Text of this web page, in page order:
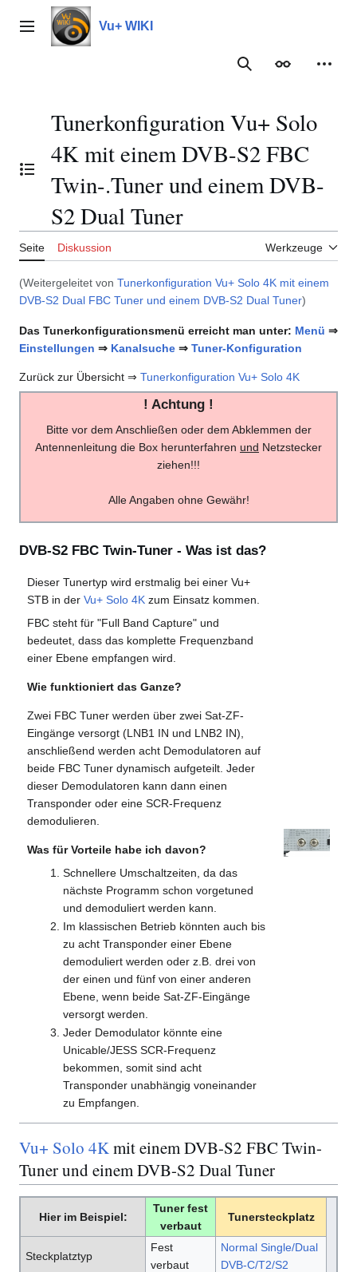
Inhalt
springenHauptmenü Vu+ WIKI
Suche
Inhaltsverzeichnis umschalten
Tunerkonfiguration Vu+ Solo
4K mit einem DVB-S2 FBC
Twin-.Tuner und einem DVB-
S2 Dual Tuner
Seite Diskussion Werkzeuge
(Weitergeleitet von Tunerkonfiguration Vu+ Solo 4K mit einem
DVB-S2 Dual FBC Tuner und einem DVB-S2 Dual Tuner)
Das Tunerkonfigurationsmenü erreicht man unter: Menü ⇒
Einstellungen ⇒ Kanalsuche ⇒ Tuner-Konfiguration
Zurück zur Übersicht ⇒ Tunerkonfiguration Vu+ Solo 4K
! Achtung !
Bitte vor dem Anschließen oder dem Abklemmen der
Antennenleitung die Box herunterfahren und Netzstecker
ziehen!!!
Alle Angaben ohne Gewähr!
DVB-S2 FBC Twin-Tuner - Was ist das?
Dieser Tunertyp wird erstmalig bei einer Vu+
STB in der Vu+ Solo 4K zum Einsatz kommen.
FBC steht für "Full Band Capture" und
bedeutet, dass das komplette Frequenzband
einer Ebene empfangen wird.
Wie funktioniert das Ganze?
Zwei FBC Tuner werden über zwei Sat-ZF-
Eingänge versorgt (LNB1 IN und LNB2 IN),
anschließend werden acht Demodulatoren auf
beide FBC Tuner dynamisch aufgeteilt. Jeder
dieser Demodulatoren kann dann einen
Transponder oder eine SCR-Frequenz
demodulieren.
Was für Vorteile habe ich davon?
Schnellere Umschaltzeiten, da das
nächste Programm schon vorgetuned
und demoduliert werden kann.
Im klassischen Betrieb könnten auch bis
zu acht Transponder einer Ebene
demoduliert werden oder z.B. drei von
der einen und fünf von einer anderen
Ebene, wenn beide Sat-ZF-Eingänge
versorgt werden.
Jeder Demodulator könnte eine
Unicable/JESS SCR-Frequenz
bekommen, somit sind acht
Transponder unabhängig voneinander
zu Empfangen.
Vu+ Solo 4Kmit einem DVB-S2 FBC Twin-
Tuner und einem DVB-S2 Dual Tuner
Hier im Beispiel:
Tuner fest
verbaut
Tunersteckplatz
Steckplatztyp
Fest
verbaut
Normal Single/Dual
DVB-C/T2/S2